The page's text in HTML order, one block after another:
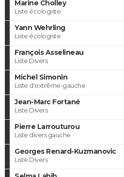
Marine Cholley
Liste écologiste
Yann Wehrling
Liste écologiste
François Asselineau
Liste Divers
Michel Simonin
Liste d'extrême-gauche
Jean-Marc Fortané
Liste Divers
Pierre Larrouturou
Liste divers gauche
Georges Renard-Kuzmanovic
Liste Divers